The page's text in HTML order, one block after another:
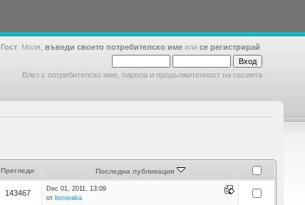
Гост . Моля, въведи своето потребителско име или се регистрирай
Влез с потребителско име, парола и продължителност на сесията
Прегледи Последна публикация
143467
Dec 01, 2011, 13:09
от borovaka